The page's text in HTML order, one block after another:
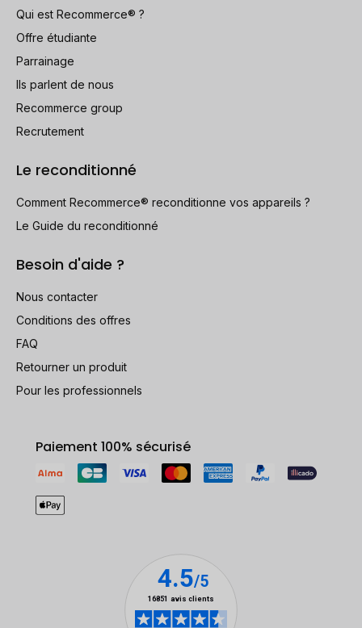
Qui est Recommerce® ?
Offre étudiante
Parrainage
Ils parlent de nous
Recommerce group
Recrutement
Le reconditionné
Comment Recommerce® reconditionne vos appareils ?
Le Guide du reconditionné
Besoin d'aide ?
Nous contacter
Conditions des offres
FAQ
Retourner un produit
Pour les professionnels
Paiement 100% sécurisé